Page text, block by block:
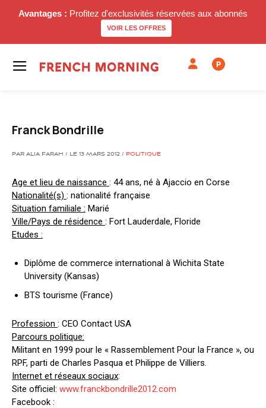
Avantages : Profitez d'exclusivités réservées aux abonnés
VOIR LES OFFRES
P
Franck Bondrille
PAR ALIA FARAH / LE 13 MARS 2012 / POLITIQUE
Age et lieu de naissance : 44 ans, né à Ajaccio en Corse
Nationalité(s) : nationalité française
Situation familiale : Marié
Ville/Pays de résidence : Fort Lauderdale, Floride
Etudes :
Diplôme de commerce international à Wichita State
University (Kansas)
BTS tourisme (France)
Profession : CEO Contact USA
Parcours politique:
Militant en 1999 pour le « Rassemblement Pour la France », ou
RPF, parti de Charles Pasqua et Philippe de Villiers.
Internet et réseaux sociaux:
Site officiel: www.franckbondrille2012.com
Facebook :